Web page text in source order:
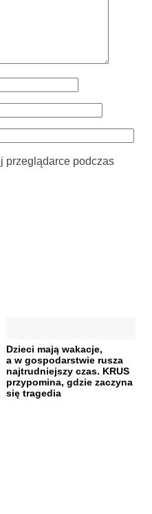
przeglądarce podczas
Dzieci mają wakacje,
a w gospodarstwie rusza
najtrudniejszy czas. KRUS
przypomina, gdzie zaczyna
się tragedia